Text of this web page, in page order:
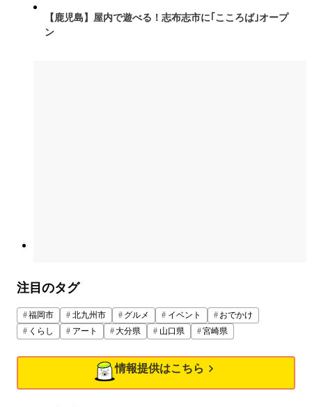
【鹿児島】屋内で遊べる！志布志市に｢こころば｣オープ
ン
注目のタグ
福岡市 北九州市 グルメ イベント
おでかけ
くらし
アート 大分県 山口県 宮崎県
情報提供はこちら